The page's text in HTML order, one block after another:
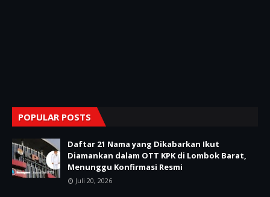
POPULAR POSTS
Daftar 21 Nama yang Dikabarkan Ikut
Diamankan dalam OTT KPK di Lombok Barat,
Menunggu Konfirmasi Resmi
Juli 20, 2026